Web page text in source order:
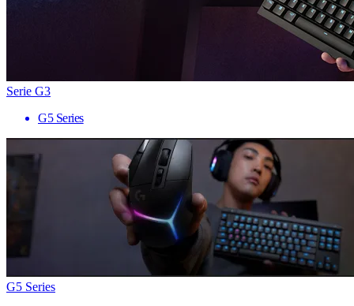
Serie G3
G5 Series
G5 Series